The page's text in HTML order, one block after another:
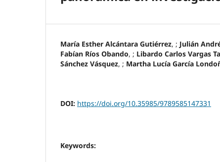
María Esther Alcántara Gutiérrez, ; Julián
Fabían Ríos Obando, ; Libardo Carlos Vargas
Sánchez Vásquez, ; Martha Lucía García
DOI: https://doi.org/10.35985/9789585147331
Keywords: